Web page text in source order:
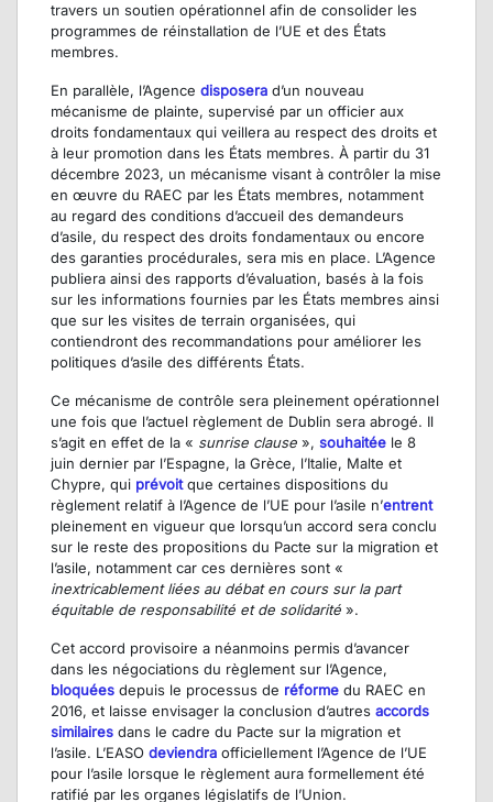
travers un soutien opérationnel afin de consolider les
programmes de réinstallation de l’UE et des États
membres.
En parallèle, l’Agence disposera d’un nouveau
mécanisme de plainte, supervisé par un officier aux
droits fondamentaux qui veillera au respect des droits et
à leur promotion dans les États membres. À partir du 31
décembre 2023, un mécanisme visant à contrôler la mise
en œuvre du RAEC par les États membres, notamment
au regard des conditions d’accueil des demandeurs
d’asile, du respect des droits fondamentaux ou encore
des garanties procédurales, sera mis en place. L’Agence
publiera ainsi des rapports d’évaluation, basés à la fois
sur les informations fournies par les États membres ainsi
que sur les visites de terrain organisées, qui
contiendront des recommandations pour améliorer les
politiques d’asile des différents États.
Ce mécanisme de contrôle sera pleinement opérationnel
une fois que l’actuel règlement de Dublin sera abrogé. Il
s’agit en effet de la « sunrise clause », souhaitée le 8
juin dernier par l’Espagne, la Grèce, l’Italie, Malte et
Chypre, qui prévoitque certaines dispositions du
règlement relatif à l’Agence de l’UE pour l’asile n’entrent
pleinement en vigueur que lorsqu’un accord sera conclu
sur le reste des propositions du Pacte sur la migration et
l’asile, notamment car ces dernières sont «
inextricablement liées au débat en cours sur la part
équitable de responsabilité et de solidarité ».
Cet accord provisoire a néanmoins permis d’avancer
dans les négociations du règlement sur l’Agence,
bloquées depuis le processus de réforme du RAEC en
2016, et laisse envisager la conclusion d’autres accords
similaires dans le cadre du Pacte sur la migration et
l’asile. L’EASO deviendra officiellement l’Agence de l’UE
pour l’asile lorsque le règlement aura formellement été
ratifié par les organes législatifs de l’Union.